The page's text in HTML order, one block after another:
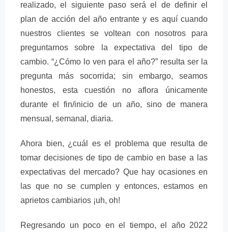
realizado, el siguiente paso será el de definir el
plan de acción del año entrante y es aquí cuando
nuestros clientes se voltean con nosotros para
preguntarnos sobre la expectativa del tipo de
cambio. “¿Cómo lo ven para el año?” resulta ser la
pregunta más socorrida; sin embargo, seamos
honestos, esta cuestión no aflora únicamente
durante el fin/inicio de un año, sino de manera
mensual, semanal, diaria.
Ahora bien, ¿cuál es el problema que resulta de
tomar decisiones de tipo de cambio en base a las
expectativas del mercado? Que hay ocasiones en
las que no se cumplen y entonces, estamos en
aprietos cambiarios ¡uh, oh!
Regresando un poco en el tiempo, el año 2022